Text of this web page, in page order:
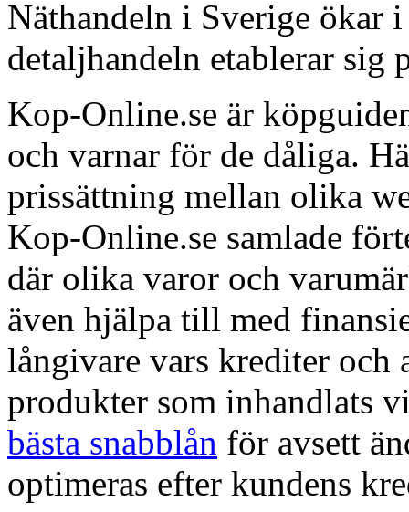
Näthandeln i Sverige ökar
detaljhandeln etablerar sig
Kop-Online.se är
och varnar för de dåliga.
prissättning mellan olika
Kop-Online.se samlade
där olika varor och
även hjälpa till med
långivare vars krediter och
produkter som inhandlats
bästa snabblån för avsett
optimeras efter kundens